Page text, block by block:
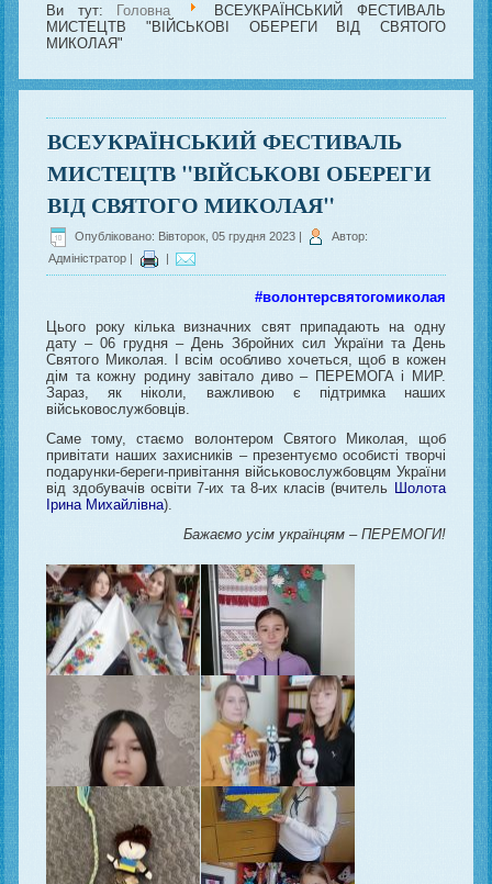
Ви тут: Головна
ВСЕУКРАЇНСЬКИЙ ФЕСТИВАЛЬ
МИСТЕЦТВ "ВІЙСЬКОВІ ОБЕРЕГИ ВІД СВЯТОГО
МИКОЛАЯ"
ВСЕУКРАЇНСЬКИЙ ФЕСТИВАЛЬ
МИСТЕЦТВ "ВІЙСЬКОВІ ОБЕРЕГИ
ВІД СВЯТОГО МИКОЛАЯ"
Опубліковано: Вівторок, 05 грудня 2023 |
Автор:
Адміністратор
#волонтерсвятогомиколая
Цього року кілька визначних свят припадають на одну
дату – 06 грудня – День Збройних сил України та День
Святого Миколая. І всім особливо хочеться, щоб в кожен
дім та кожну родину завітало диво – ПЕРЕМОГА і МИР.
Зараз, як ніколи, важливою є підтримка наших
військовослужбовців.
Саме тому, стаємо волонтером Святого Миколая, щоб
привітати наших захисників – презентуємо особисті творчі
подарунки-береги-привітання військовослужбовцям України
від здобувачів освіти 7-их та 8-их класів (вчитель Шолота
Ірина Михайлівна).
Бажаємо усім українцям – ПЕРЕМОГИ!